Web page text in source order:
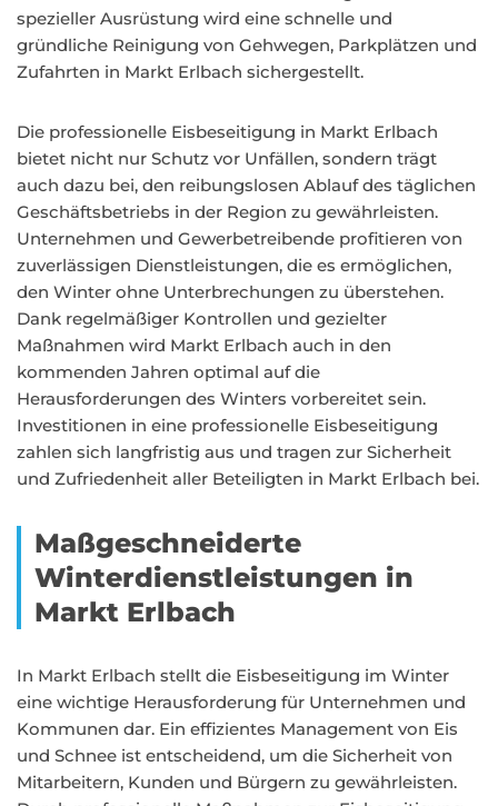
spezieller Ausrüstung wird eine schnelle und
gründliche Reinigung von Gehwegen, Parkplätzen und
Zufahrten in Markt Erlbach sichergestellt.
Die professionelle Eisbeseitigung in Markt Erlbach
bietet nicht nur Schutz vor Unfällen, sondern trägt
auch dazu bei, den reibungslosen Ablauf des täglichen
Geschäftsbetriebs in der Region zu gewährleisten.
Unternehmen und Gewerbetreibende profitieren von
zuverlässigen Dienstleistungen, die es ermöglichen,
den Winter ohne Unterbrechungen zu überstehen.
Dank regelmäßiger Kontrollen und gezielter
Maßnahmen wird Markt Erlbach auch in den
kommenden Jahren optimal auf die
Herausforderungen des Winters vorbereitet sein.
Investitionen in eine professionelle Eisbeseitigung
zahlen sich langfristig aus und tragen zur Sicherheit
und Zufriedenheit aller Beteiligten in Markt Erlbach bei.
Maßgeschneiderte
Winterdienstleistungen in
Markt Erlbach
In Markt Erlbach stellt die Eisbeseitigung im Winter
eine wichtige Herausforderung für Unternehmen und
Kommunen dar. Ein effizientes Management von Eis
und Schnee ist entscheidend, um die Sicherheit von
Mitarbeitern, Kunden und Bürgern zu gewährleisten.